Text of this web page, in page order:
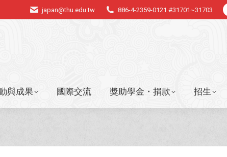
japan@thu.edu.tw 886-4-2359-0121 #31701~31703
與成果 國際交流 獎助學金・捐款 招生
與成果 國際交流 獎助學金・捐款 招生